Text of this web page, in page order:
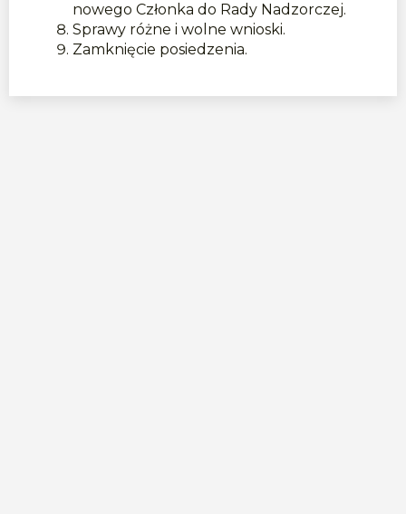
nowego Członka do Rady Nadzorczej.
Sprawy różne i wolne wnioski.
Zamknięcie posiedzenia.